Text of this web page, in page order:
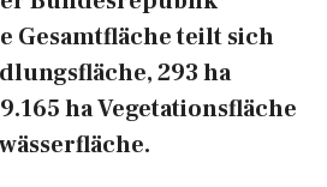
Gesamtfläche teilt sich
293 ha
ha Vegetationsfläche